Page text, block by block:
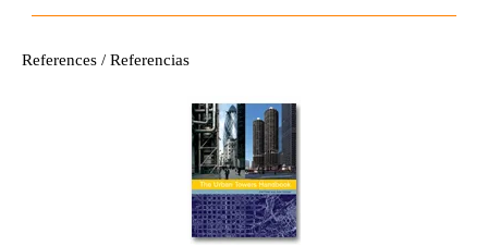
References / Referencias